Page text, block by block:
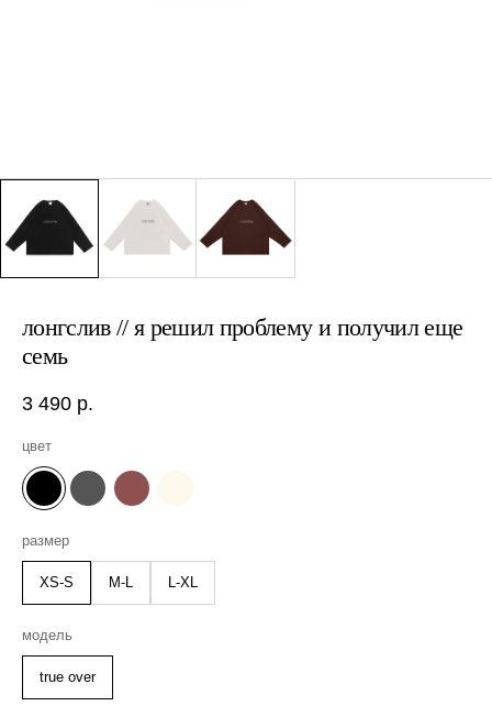
лонгслив // я решил проблему и получил еще
семь
3 490 р.
цвет
размер
XS-S M-L L-XL
модель
true over